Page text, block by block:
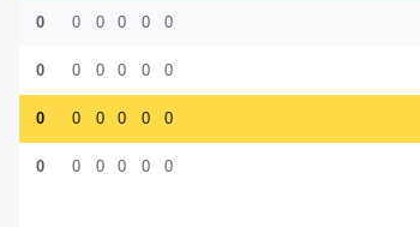
0
0
0
0
0
0
0
0
0
0
0
0
0
0
0
0
0
0
0
0
0
0
0
0